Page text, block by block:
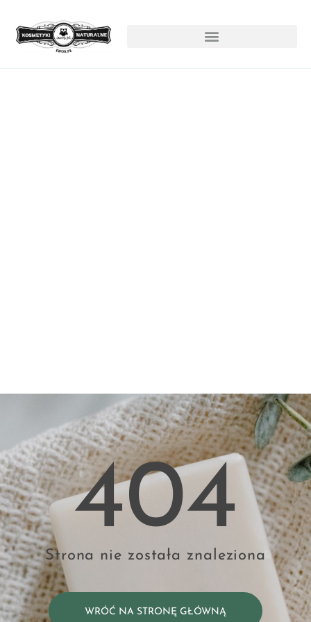
404
Strona nie została znaleziona
WRÓĆ NA STRONĘ GŁÓWNĄ